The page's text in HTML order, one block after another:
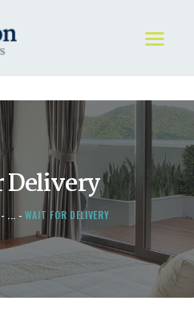
Delivery
... WAIT FOR DELIVERY